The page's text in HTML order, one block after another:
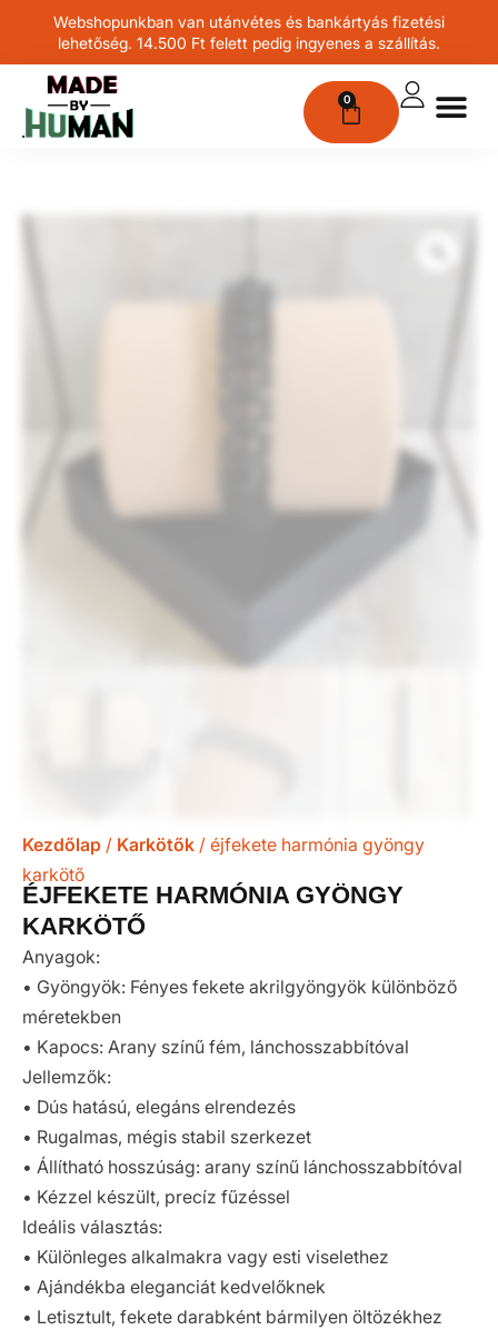
Webshopunkban van utánvétes és bankártyás fizetési
lehetőség. 14.500 Ft felett pedig ingyenes a szállítás.
0
Kezdőlap / Karkötők / éjfekete harmónia gyöngy
karkötő
ÉJFEKETE HARMÓNIA GYÖNGY
KARKÖTŐ
Anyagok:
• Gyöngyök: Fényes fekete akrilgyöngyök különböző
méretekben
• Kapocs: Arany színű fém, lánchosszabbítóval
Jellemzők:
• Dús hatású, elegáns elrendezés
• Rugalmas, mégis stabil szerkezet
• Állítható hosszúság: arany színű lánchosszabbítóval
• Kézzel készült, precíz fűzéssel
Ideális választás:
• Különleges alkalmakra vagy esti viselethez
• Ajándékba eleganciát kedvelőknek
• Letisztult, fekete darabként bármilyen öltözékhez